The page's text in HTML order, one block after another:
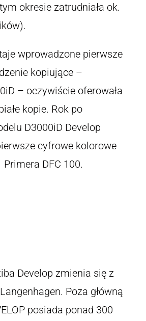
okresie zatrudniała ok.
wprowadzone pierwsze
kopiujące –
– oczywiście oferowała
kopie. Rok po
D3000iD Develop
cyfrowe kolorowe
DFC 100.
Develop zmienia się z
Poza główną
posiada ponad 300